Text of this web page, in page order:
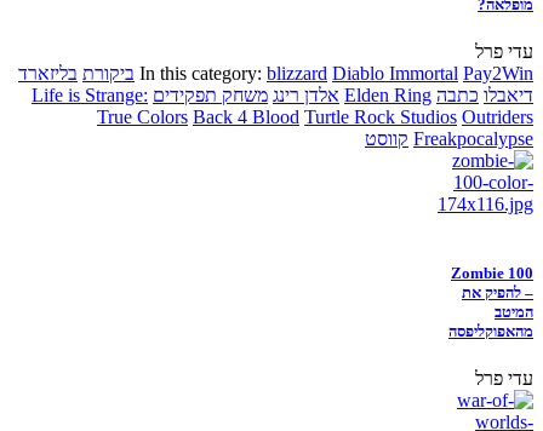
מופלאה?
עדי פרל
In this category: blizzard Diablo Immortal Pay2Win ביקורת בליזארד
דיאבלו כתבה Elden Ring אלדן רינג משחק תפקידים Life is Strange:
True Colors Back 4 Blood Turtle Rock Studios Outriders
Freakpocalypse קווסט
Zombie 100
– להפיק את
המיטב
מהאפוקליפסה
עדי פרל